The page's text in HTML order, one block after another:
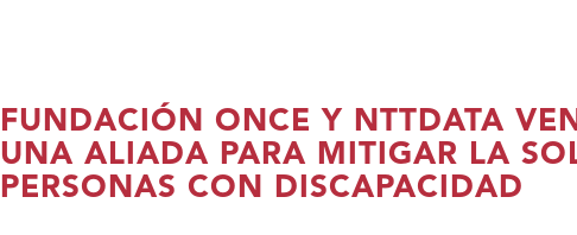
FUNDACIÓN ONCE Y NTTDATA
UNA ALIADA PARA MITIGAR LA
PERSONAS CON DISCAPACIDAD